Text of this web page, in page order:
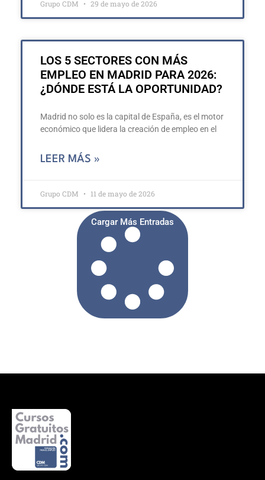
Grupo CDM 29 de mayo de 2026
LOS 5 SECTORES CON MÁS
EMPLEO EN MADRID PARA 2026:
¿DÓNDE ESTÁ LA OPORTUNIDAD?
Madrid no solo es la capital de España, es el motor
económico que lidera la creación de empleo en el
LEER MÁS »
Grupo CDM 11 de mayo de 2026
Cargar Más Entradas